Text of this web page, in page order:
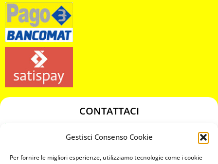
Gestisci Consenso Cookie
Per fornire le migliori esperienze, utilizziamo tecnologie come i cookie
CONTATTACI
chiavicodificate@gmail.com